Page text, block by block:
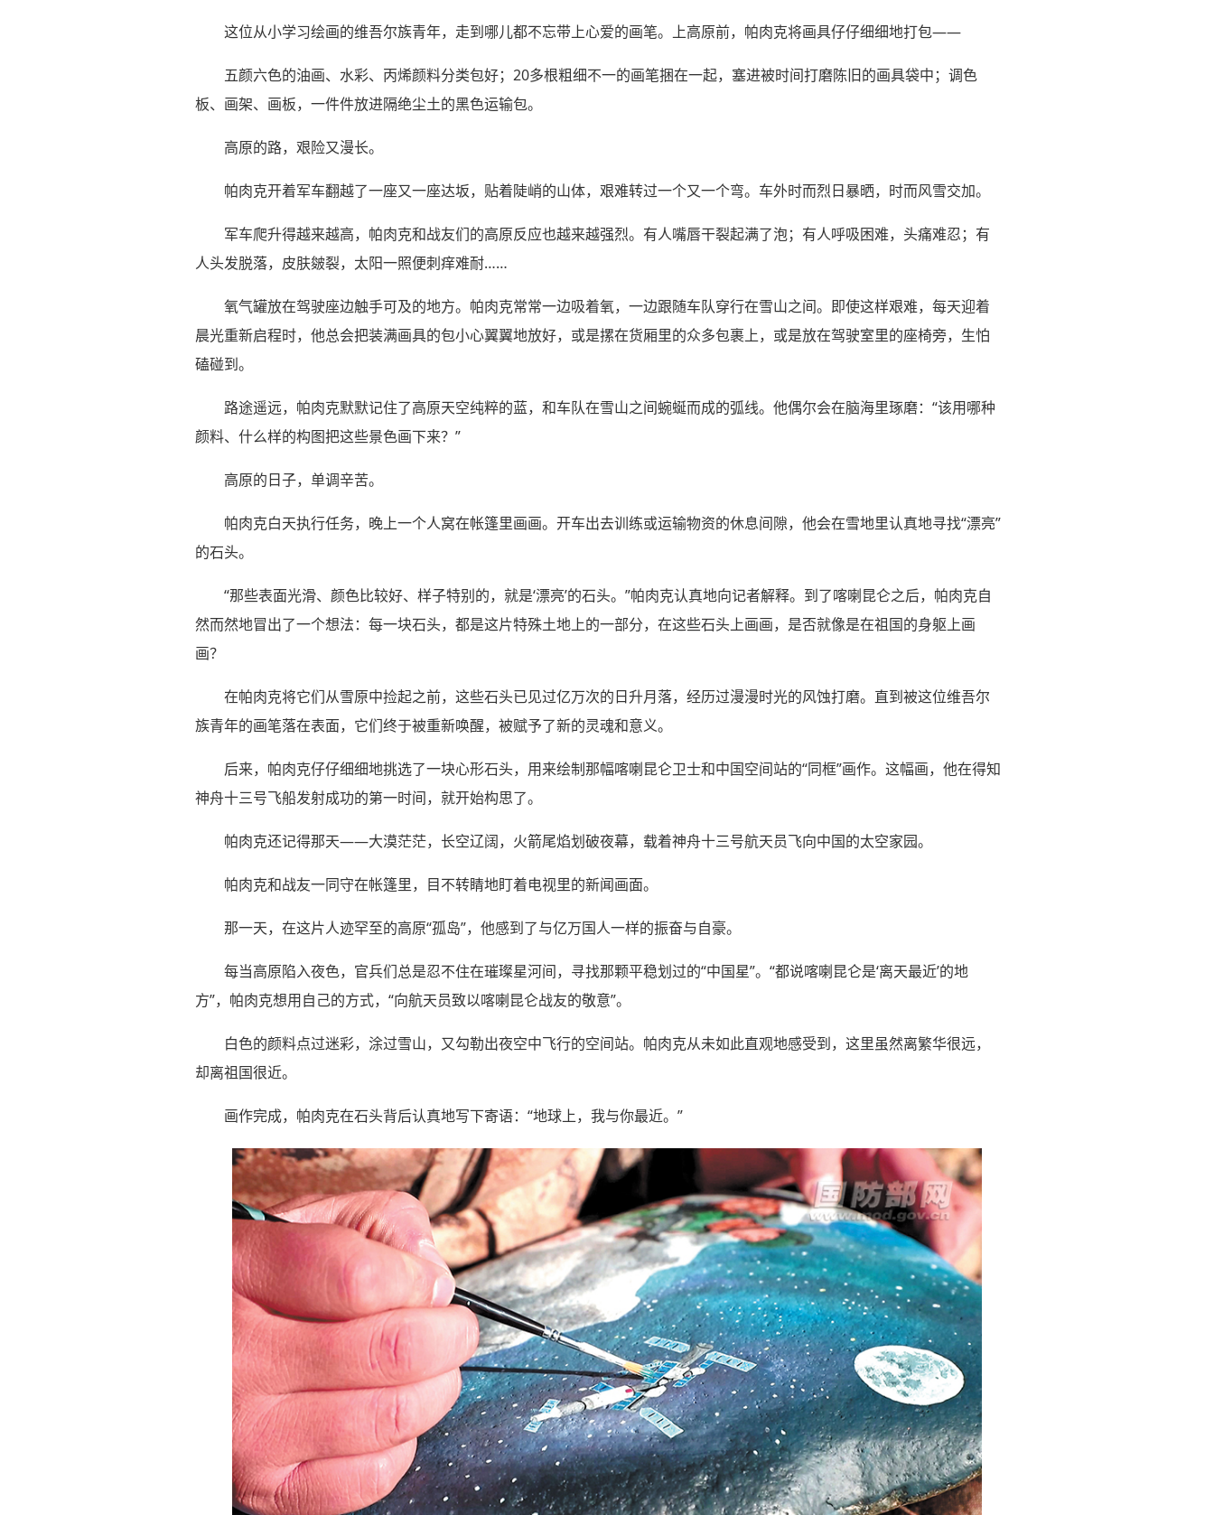
这位从小学习绘画的维吾尔族青年，走到哪儿都不忘带上心爱的画笔。上高原前，帕肉克将画具仔仔细细地打包——
五颜六色的油画、水彩、丙烯颜料分类包好；20多根粗细不一的画笔捆在一起，塞进被时间打磨陈旧的画具袋中；调色
板、画架、画板，一件件放进隔绝尘土的黑色运输包。
高原的路，艰险又漫长。
帕肉克开着军车翻越了一座又一座达坂，贴着陡峭的山体，艰难转过一个又一个弯。车外时而烈日暴晒，时而风雪交加。
军车爬升得越来越高，帕肉克和战友们的高原反应也越来越强烈。有人嘴唇干裂起满了泡；有人呼吸困难，头痛难忍；有
人头发脱落，皮肤皴裂，太阳一照便刺痒难耐……
氧气罐放在驾驶座边触手可及的地方。帕肉克常常一边吸着氧，一边跟随车队穿行在雪山之间。即使这样艰难，每天迎着
晨光重新启程时，他总会把装满画具的包小心翼翼地放好，或是摞在货厢里的众多包裹上，或是放在驾驶室里的座椅旁，生怕
磕碰到。
路途遥远，帕肉克默默记住了高原天空纯粹的蓝，和车队在雪山之间蜿蜒而成的弧线。他偶尔会在脑海里琢磨：“该用哪种
颜料、什么样的构图把这些景色画下来？”
高原的日子，单调辛苦。
帕肉克白天执行任务，晚上一个人窝在帐篷里画画。开车出去训练或运输物资的休息间隙，他会在雪地里认真地寻找“漂亮”
的石头。
“那些表面光滑、颜色比较好、样子特别的，就是‘漂亮’的石头。”帕肉克认真地向记者解释。到了喀喇昆仑之后，帕肉克自
然而然地冒出了一个想法：每一块石头，都是这片特殊土地上的一部分，在这些石头上画画，是否就像是在祖国的身躯上画
画？
在帕肉克将它们从雪原中捡起之前，这些石头已见过亿万次的日升月落，经历过漫漫时光的风蚀打磨。直到被这位维吾尔
族青年的画笔落在表面，它们终于被重新唤醒，被赋予了新的灵魂和意义。
后来，帕肉克仔仔细细地挑选了一块心形石头，用来绘制那幅喀喇昆仑卫士和中国空间站的“同框”画作。这幅画，他在得知
神舟十三号飞船发射成功的第一时间，就开始构思了。
帕肉克还记得那天——大漠茫茫，长空辽阔，火箭尾焰划破夜幕，载着神舟十三号航天员飞向中国的太空家园。
帕肉克和战友一同守在帐篷里，目不转睛地盯着电视里的新闻画面。
那一天，在这片人迹罕至的高原“孤岛”，他感到了与亿万国人一样的振奋与自豪。
每当高原陷入夜色，官兵们总是忍不住在璀璨星河间，寻找那颗平稳划过的“中国星”。“都说喀喇昆仑是‘离天最近’的地
方”，帕肉克想用自己的方式，“向航天员致以喀喇昆仑战友的敬意”。
白色的颜料点过迷彩，涂过雪山，又勾勒出夜空中飞行的空间站。帕肉克从未如此直观地感受到，这里虽然离繁华很远，
却离祖国很近。
画作完成，帕肉克在石头背后认真地写下寄语：“地球上，我与你最近。”